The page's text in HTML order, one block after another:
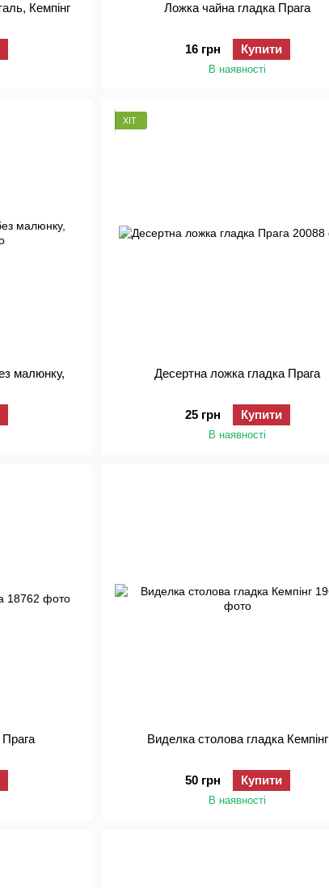
Кемпінг Ложка чайна гладка Прага
16 грн Купити
В наявності
малюнку,
ХІТ
Десертна ложка гладка Прага
25 грн Купити
В наявності
Виделка столова гладка Кемпінг
50 грн Купити
В наявності